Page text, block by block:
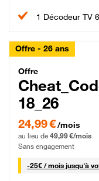
1 Décodeur TV 6
Offre - 26 ans
Offre
18_26
24,99 € par mois
24,99 €/mois
au lieu de 49,99 €/mois
Sans engagement
-25€ / mois25 € par
jusqu'à